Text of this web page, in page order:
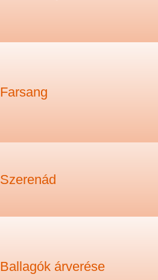
Farsang
Szerenád
Ballagók árverése